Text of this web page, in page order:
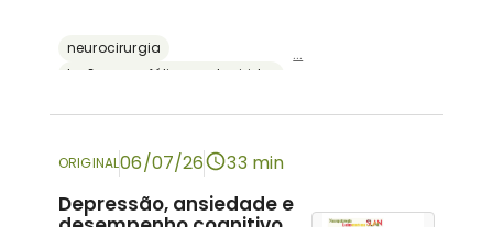
neurocirurgia
bateria breve de rastreio cognitivo
...
ORIGINAL06/07/26 33 min
Depressão, ansiedade e